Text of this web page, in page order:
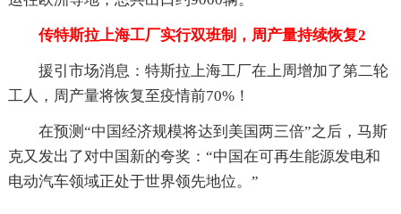
传特斯拉上海工厂实行双班制，周产量持续恢复2
援引市场消息：特斯拉上海工厂在上周增加了第二轮
工人，周产量将恢复至疫情前70%！
在预测“中国经济规模将达到美国两三倍”之后，马斯
克又发出了对中国新的夸奖：“中国在可再生能源发电和
电动汽车领域正处于世界领先地位。”